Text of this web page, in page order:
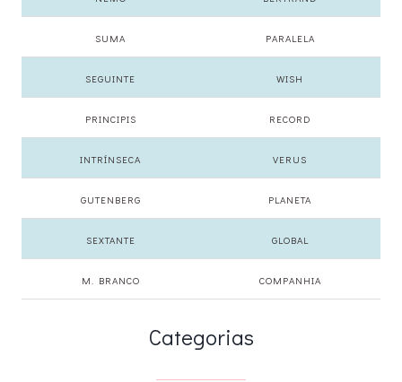
SUMA PARALELA
SEGUINTE WISH
PRINCIPIS RECORD
INTRÍNSECA VERUS
GUTENBERG PLANETA
SEXTANTE GLOBAL
M. BRANCO COMPANHIA
Categorias